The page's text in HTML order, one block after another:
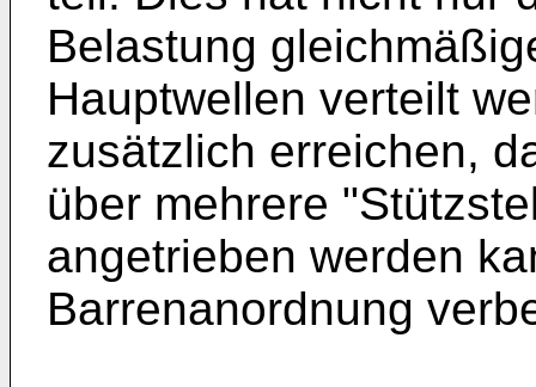
Belastung
Hauptwellen verteilt
zusätzlich erreichen,
über mehrere
angetrieben werden
Barrenanordnung